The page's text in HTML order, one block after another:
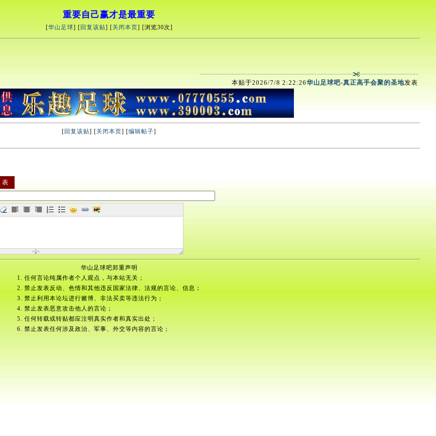
重要自己赢才是最重要
[华山足球] [ 回复该贴] [关闭本页] [浏览30次]
本贴于2026/7/8 2:22:26华山足球吧-真正高手会聚的圣地发表
[ 回复该贴] [关闭本页] [编辑帖子]
华山足球吧郑重声明
1. 任何言论纯属作者个人观点，与本站无关；
2. 禁止发表反动、色情和其他违反国家法律、法规的言论、信息；
3. 禁止利用本论坛进行赌博、非法买卖等违法行为；
4. 禁止发表恶意攻击他人的言论；
5. 任何转载或转贴都应注明真实作者和真实出处；
6. 禁止发表任何涉及政治、军事、外交等内容的言论；